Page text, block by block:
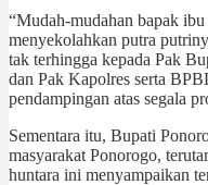
“Mudah-mudahan bapak
menyekolahkan putra
tak terhingga kepada Pak
dan Pak Kapolres serta
pendampingan atas segala
Sementara itu, Bupati
masyarakat Ponorogo,
huntara ini menyampaikan